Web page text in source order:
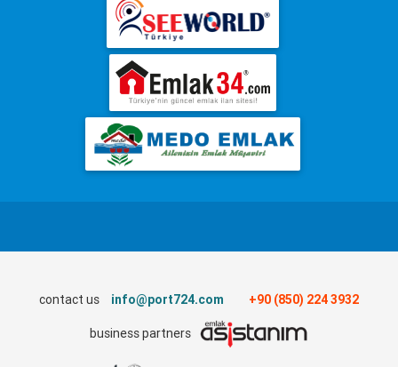
contact us info@port724.com +90 (850) 224 3932
business partners